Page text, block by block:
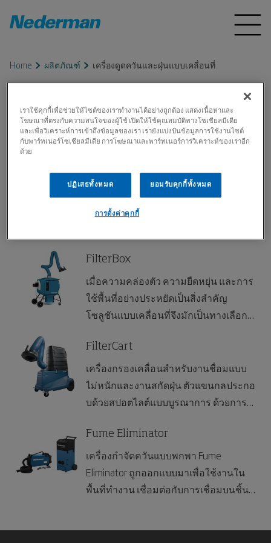
Home ผลิตภัณฑ์ เครื่องดูดควันและฝุ่นแบบเคลื่อนที่
เครื่องดูดควันและฝุ่นแบบ
เคลื่อนที่
โซลูชันที่ปลอดภัย มีประสิทธิภาพ และยืดหยุ่น
สามารถดักจับควันเชื่อมและฝุ่นได้โดยตรงที่
แหล่งกำเนิด เคลื่อนย้ายและจัดตำแหน่งได้ง่าย
ตามจุดที่ต้องการใช้งาน
FilterBox
เมื่อความคล่องตัว ความยืดหยุ่น และการ
ใช้พื้นที่อย่างประหยัดเป็นสิ่งสำคัญ
โซลูชันแบบเคลื่อนที่จึงมักเป็นทางเลือกที่
เปื้อน ระบบ FilterBox ของ Nederman
สำหรับการดูดควันเชื่อมและฝุ่นที่ไม่
ติดไฟ ถูกออกแบบมาให้เคลื่อนย้ายได้ง่าย
ภายในโรงงาน ไปยังจุดที่ต้องการการดูด
หลากหลาย จึงสามารถเลือกโมเดลที่
เหมาะสมกับกำลังการใช้งาน ฟังก์ชันการ
ทำงาน และประเภทของแผ่นกรองได้
อย่างง่ายดาย ทั้งยังสามารถเพิ่มอุปกรณ์
รูปแบบเคลื่อนที่หรือแบบติดตั้งประจำที่
FilterCart
เครื่องกรองเคลื่อนสำหรับงานชื่อมแบบ
ไม่หนักและงานสกัดฝุ่น ตัวแขนกลประกอ
บด้วยสปอตไลต์แบบบูรณาการ ด้วยการ
Fume Eliminator
เครื่องกำจัดควันแบบพกพา Fume
Eliminator ถูกออกแบบมาเพื่อใช้งานใน
พื้นที่ทำงาน เชื่อมต่อกับการเชื่อมบนชิ้น
เราใช้คุกกี้เพื่อช่วยให้ไซต์ของเราทำงานได้อย่างถูกต้อง แสดงเนื้อหาและ
โฆษณาที่ตรงกับความสนใจของผู้ใช้ เปิดให้ใช้คุณสมบัติทางโซเชียลมีเดีย
และเพื่อวิเคราะห์การเข้าถึงข้อมูลของเรา เรายังแบ่งปันข้อมูลการใช้งานไซต์
กับพาร์ทเนอร์โซเชียลมีเดีย การโฆษณาและพาร์ทเนอร์การวิเคราะห์ของเราอีก
ด้วย
ปฏิเสธทั้งหมด ยอมรับคุกกี้ทั้งหมด
การตั้งค่าคุกกี้